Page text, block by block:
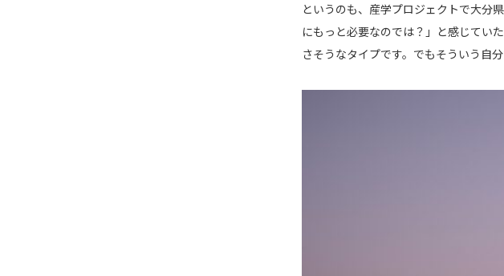
というのも、産学プロジェクトで大分
にもっと必要なのでは？」と感じてい
さそうなタイプです。でもそういう自